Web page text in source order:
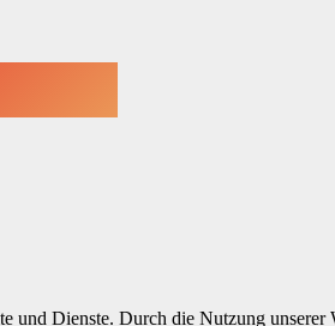
und Dienste. Durch die Nutzung